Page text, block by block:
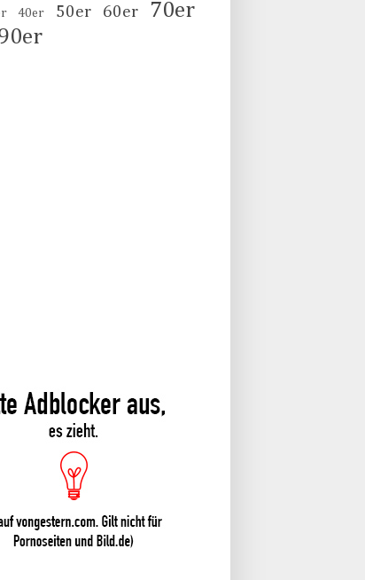
40er 50er 60er
70er